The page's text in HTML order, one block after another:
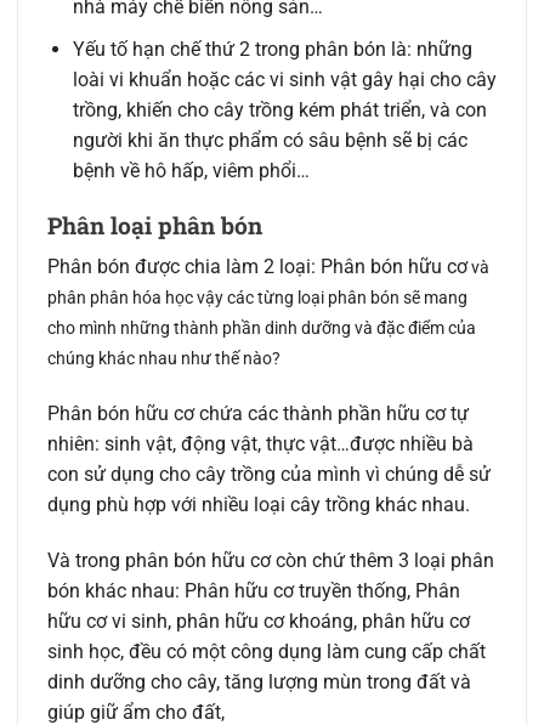
nhà máy chế biến nông sản…
Yếu tố hạn chế thứ 2 trong phân bón là: những
loài vi khuẩn hoặc các vi sinh vật gây hại cho cây
trồng, khiến cho cây trồng kém phát triển, và con
người khi ăn thực phẩm có sâu bệnh sẽ bị các
bệnh về hô hấp, viêm phổi…
Phân loại phân bón
Phân bón được chia làm 2 loại: Phân bón hữu cơvà
phân phân hóa học vậy các từng loại phân bón sẽ mang
cho mình những thành phần dinh dưỡng và đặc điểm của
chúng khác nhau như thế nào?
Phân bón hữu cơ chứa các thành phần hữu cơ tự
nhiên: sinh vật, động vật, thực vật…được nhiều bà
con sử dụng cho cây trồng của mình vì chúng dễ sử
dụng phù hợp với nhiều loại cây trồng khác nhau.
Và trong phân bón hữu cơ còn chứ thêm 3 loại phân
bón khác nhau: Phân hữu cơ truyền thống, Phân
hữu cơ vi sinh, phân hữu cơ khoáng, phân hữu cơ
sinh học, đều có một công dụng làm cung cấp chất
dinh dưỡng cho cây, tăng lượng mùn trong đất và
giúp giữ ẩm cho đất,